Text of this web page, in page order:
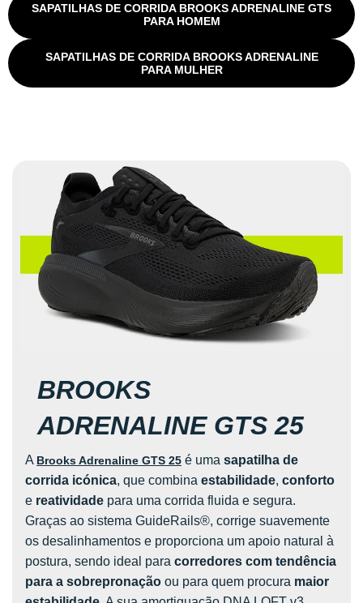
SAPATILHAS DE CORRIDA BROOKS ADRENALINE GTS
PARA HOMEM
SAPATILHAS DE CORRIDA BROOKS ADRENALINE
PARA MULHER
BROOKS
ADRENALINE GTS 25
A Brooks Adrenaline GTS 25 é uma sapatilha de
corrida icónica, que combina estabilidade, conforto
e reatividade para uma corrida fluida e segura.
Graças ao sistema GuideRails®, corrige suavemente
os desalinhamentos e proporciona um apoio natural à
postura, sendo ideal para corredores com tendência
para a sobrepronação ou para quem procura maior